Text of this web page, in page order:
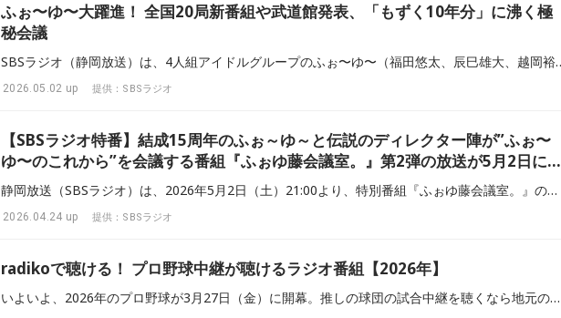
ふぉ〜ゆ〜大躍進！ 全国20局新番組や武道館発表、「もずく10年分」に沸く極
秘会議
SBSラジオ（静岡放送）は、4人組アイドルグループのふぉ〜ゆ〜
2026.05.02 up 提供：SBSラジオ
【SBSラジオ特番】結成15周年のふぉ～ゆ～と伝説のディレクター陣が”ふぉ〜
ゆ〜のこれから”を会議する番組『ふぉゆ藤会議室。』第2弾の放送が5月2日に決
定！
静岡放送（SBSラジオ）は、2026年5月2日（土）21:00より、特別番組『ふぉゆ藤会議室。』の第2弾を放送します。
2026.04.24 up 提供：SBSラジオ
radikoで聴ける！ プロ野球中継が聴けるラジオ番組【2026年】
いよいよ、2026年のプロ野球が3月27日（金）に開幕。推しの球団の試合中継を聴くなら地元のラジオ局がおすすめです！ 球場の雰囲気やファンの様子はもちろん、選手たちの地元ならではのエピソードなど、細かい情報が盛りだくさんです。ラジコのエリアフリー機能を使えば、放送エリア外からでも推しの球団の試合中継を楽しめます。当記事では、全国のラジオ局で放送されているプロ野球中継番組をご紹介します。ぜひラジコでプロ野球中継をお楽しみください！（※番組情報は随時更新します）